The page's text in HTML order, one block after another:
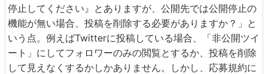
停止してください』とありますが、公開先では公開停止の
機能が無い場合、投稿を削除する必要がありますか？」と
いう点。例えばTwitterに投稿している場合、「非公開ツイ
ート」にしてフォロワーのみの閲覧とするか、投稿を削除
して見えなくするかしかありません。しかし、応募規約に